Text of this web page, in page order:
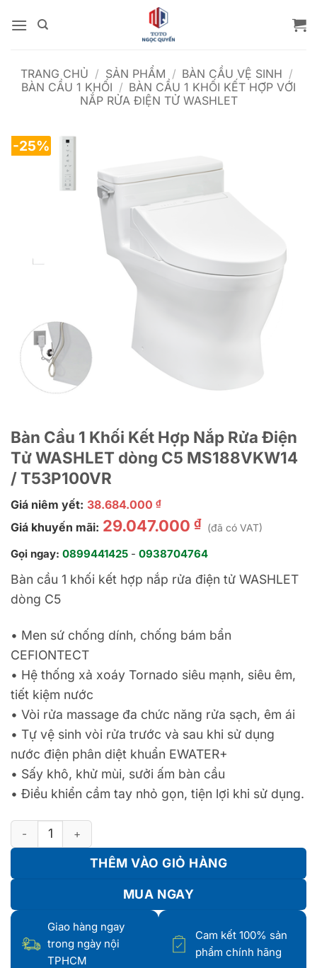
qua
TRANG CHỦ / SẢN PHẨM / BÀN CẦU VỆ SINH /
BÀN CẦU 1 KHỐI / BÀN CẦU 1 KHỐI KẾT HỢP VỚI
NẮP RỬA ĐIỆN TỬ WASHLET
-25%
Bàn Cầu 1 Khối Kết Hợp Nắp Rửa Điện
Tử WASHLET dòng C5 MS188VKW14
/ T53P100VR
Giá niêm yết: 38.684.000 ₫
Giá khuyến mãi: 29.047.000 ₫ (đã có VAT)
Gọi ngay: 0899441425 - 0938704764
Bàn cầu 1 khối kết hợp nắp rửa điện tử WASHLET
dòng C5
• Men sứ chống dính, chống bám bẩn
CEFIONTECT
• Hệ thống xả xoáy Tornado siêu mạnh, siêu êm,
tiết kiệm nước
• Vòi rửa massage đa chức năng rửa sạch, êm ái
• Tự vệ sinh vòi rửa trước và sau khi sử dụng
nước điện phân diệt khuẩn EWATER+
• Sấy khô, khử mùi, sưởi ấm bàn cầu
• Điều khiển cầm tay nhỏ gọn, tiện lợi khi sử dụng.
Bàn Cầu 1 Khối Kết Hợp Nắp Rửa Điện Tử WASHLET dòng C5
THÊM VÀO GIỎ HÀNG
MUA NGAY
Giao hàng ngay
trong ngày nội
TPHCM
Cam kết 100% sản
phẩm chính hãng